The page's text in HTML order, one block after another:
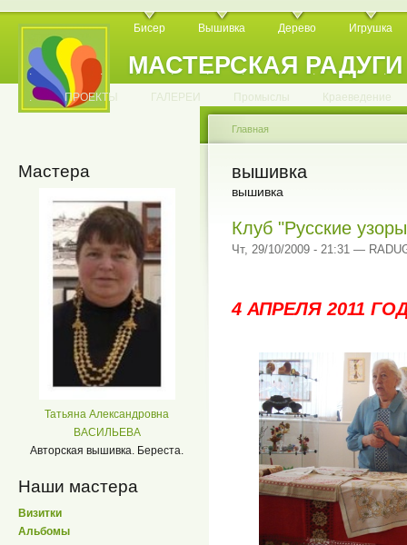
МАСТЕРСКАЯ РАДУГИ
Бисер Вышивка Дерево Игрушка
. . . . . . . . . . .
. ПРОЕКТЫ ГАЛЕРЕИ Промыслы Краеведение
Мастера
Татьяна Александровна
ВАСИЛЬЕВА
Авторская вышивка. Береста.
Наши мастера
Визитки
Альбомы
Главная
вышивка
вышивка
Клуб "Русские
Чт, 29/10/2009 - 21:31 —
4 АПРЕЛЯ 2011